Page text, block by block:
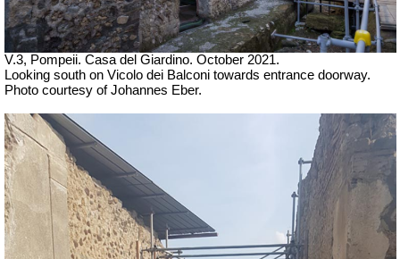
V.3, Pompeii. Casa del Giardino. October 2021.
Looking south on Vicolo dei Balconi towards entrance doorway.
Photo courtesy of Johannes Eber.